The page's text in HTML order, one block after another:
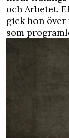
och Arbetet.
gick hon
som